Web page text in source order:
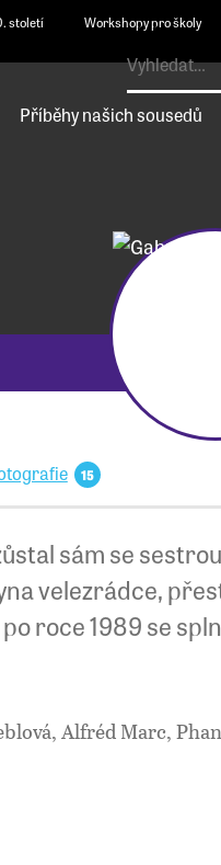
století Workshopy pro školy
Příběhy našich sousedů
15
sám se
velezrádce,
roce 1989 se
Alfréd Marc,